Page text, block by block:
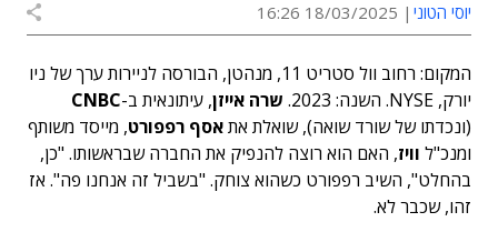
יוסי הטוני 18/03/2025 16:26
המקום: רחוב וול סטריט 11, מנהטן, הבורסה לניירות ערך של ניו
יורק, NYSE. השנה: 2023.
שרה אייזן, עיתונאית ב-CNBC
(ונכדתו של שורד שואה), שואלת אתאסף רפפורט, מייסד משותף
ומנכ"ל וויז, האם הוא רוצה להנפיק את החברה שבראשותו. "כן,
בהחלט", השיב רפפורט כשהוא צוחק. "בשביל זה אנחנו פה". אז
זהו, שכבר לא.